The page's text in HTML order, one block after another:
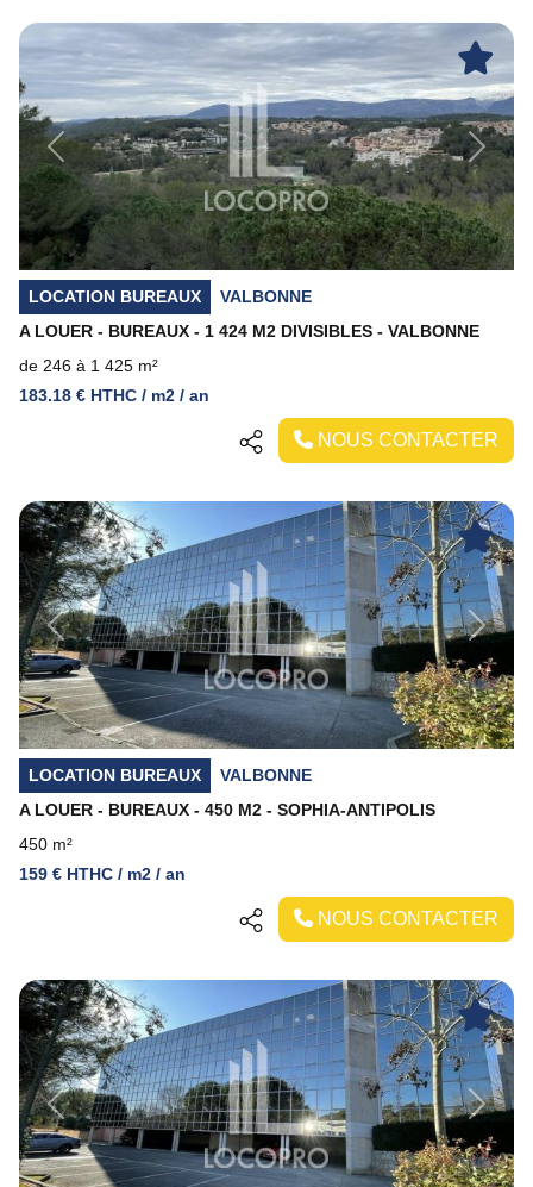
Previous Next
LOCATION BUREAUX
VALBONNE
A LOUER - BUREAUX - 1 424 M2 DIVISIBLES - VALBONNE
de 246 à 1 425 m²
183.18 € HTHC / m2 / an
NOUS CONTACTER
Previous Next
LOCATION BUREAUX
VALBONNE
A LOUER - BUREAUX - 450 M2 - SOPHIA-ANTIPOLIS
450 m²
159 € HTHC / m2 / an
NOUS CONTACTER
Previous Next